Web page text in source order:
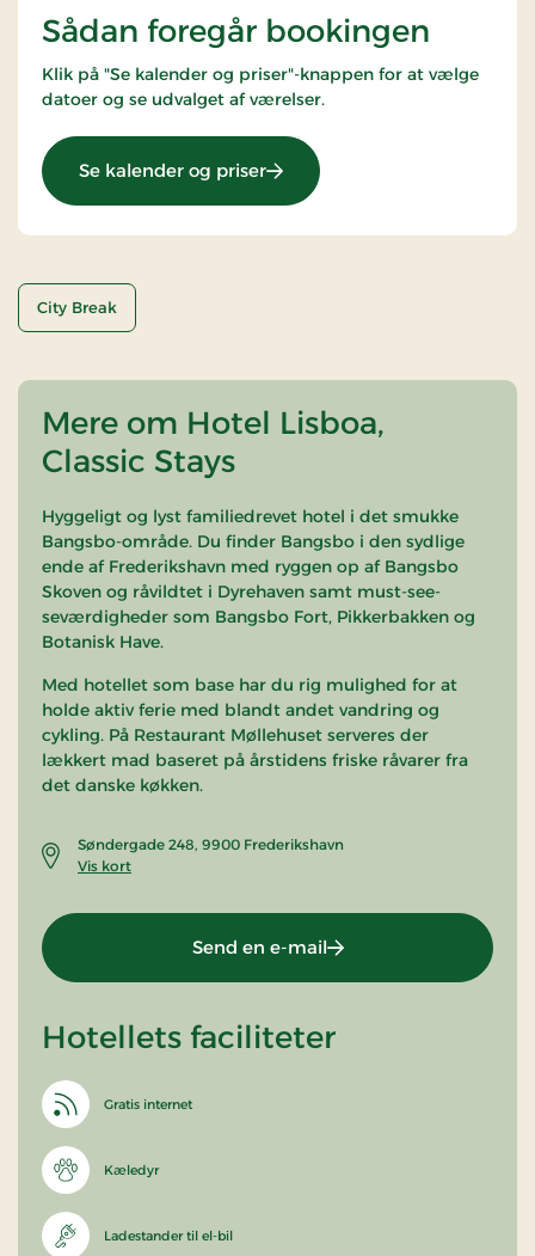
Sådan foregår bookingen
Klik på "Se kalender og priser"-knappen for at vælge
datoer og se udvalget af værelser.
Se kalender og priser: Ophold for 2 i naturskønne
City Break
Mere om Hotel Lisboa,
Classic Stays
Hyggeligt og lyst familiedrevet hotel i det smukke
Bangsbo-område. Du finder Bangsbo i den sydlige
ende af Frederikshavn med ryggen op af Bangsbo
Skoven og råvildtet i Dyrehaven samt must-see-
seværdigheder som Bangsbo Fort, Pikkerbakken og
Botanisk Have.
Med hotellet som base har du rig mulighed for at
holde aktiv ferie med blandt andet vandring og
cykling. På Restaurant Møllehuset serveres der
lækkert mad baseret på årstidens friske råvarer fra
det danske køkken.
Søndergade 248, 9900 Frederikshavn
Vis kort
Send en e-mail
Hotellets faciliteter
Gratis internet
Kæledyr
Ladestander til el-bil